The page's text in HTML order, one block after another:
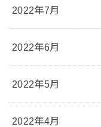
2022年7月
2022年6月
2022年5月
2022年4月